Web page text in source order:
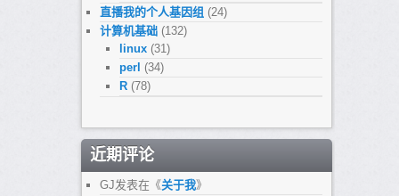
直播我的个人基因组 (24)
计算机基础(132)
linux (31)
perl (34)
R (78)
近期评论
GJ发表在《关于我》